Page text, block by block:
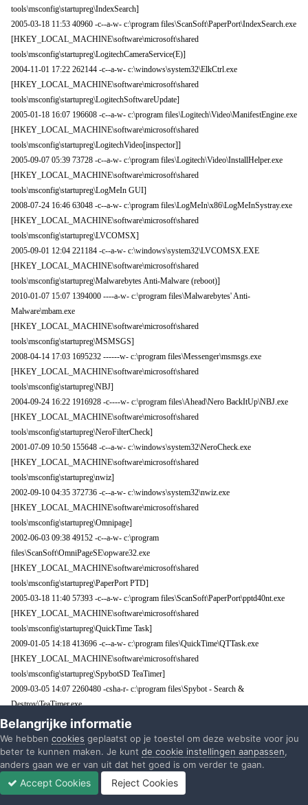
tools\msconfig\startupreg\IndexSearch]
2005-03-18 11:53 40960 -c--a-w- c:\program files\ScanSoft\PaperPort\IndexSearch.exe
[HKEY_LOCAL_MACHINE\software\microsoft\shared
tools\msconfig\startupreg\LogitechCameraService(E)]
2004-11-01 17:22 262144 -c--a-w- c:\windows\system32\ElkCtrl.exe
[HKEY_LOCAL_MACHINE\software\microsoft\shared
tools\msconfig\startupreg\LogitechSoftwareUpdate]
2005-01-18 16:07 196608 -c--a-w- c:\program files\Logitech\Video\ManifestEngine.exe
[HKEY_LOCAL_MACHINE\software\microsoft\shared
tools\msconfig\startupreg\LogitechVideo[inspector]]
2005-09-07 05:39 73728 -c--a-w- c:\program files\Logitech\Video\InstallHelper.exe
[HKEY_LOCAL_MACHINE\software\microsoft\shared
tools\msconfig\startupreg\LogMeIn GUI]
2008-07-24 16:46 63048 -c--a-w- c:\program files\LogMeIn\x86\LogMeInSystray.exe
[HKEY_LOCAL_MACHINE\software\microsoft\shared
tools\msconfig\startupreg\LVCOMSX]
2005-09-01 12:04 221184 -c--a-w- c:\windows\system32\LVCOMSX.EXE
[HKEY_LOCAL_MACHINE\software\microsoft\shared
tools\msconfig\startupreg\Malwarebytes Anti-Malware (reboot)]
2010-01-07 15:07 1394000 ----a-w- c:\program files\Malwarebytes' Anti-
Malware\mbam.exe
[HKEY_LOCAL_MACHINE\software\microsoft\shared
tools\msconfig\startupreg\MSMSGS]
2008-04-14 17:03 1695232 ------w- c:\program files\Messenger\msmsgs.exe
[HKEY_LOCAL_MACHINE\software\microsoft\shared
tools\msconfig\startupreg\NBJ]
2004-09-24 16:22 1916928 -c----w- c:\program files\Ahead\Nero BackItUp\NBJ.exe
[HKEY_LOCAL_MACHINE\software\microsoft\shared
tools\msconfig\startupreg\NeroFilterCheck]
2001-07-09 10:50 155648 -c--a-w- c:\windows\system32\NeroCheck.exe
[HKEY_LOCAL_MACHINE\software\microsoft\shared
tools\msconfig\startupreg\nwiz]
2002-09-10 04:35 372736 -c--a-w- c:\windows\system32\nwiz.exe
[HKEY_LOCAL_MACHINE\software\microsoft\shared
tools\msconfig\startupreg\Omnipage]
2002-06-03 09:38 49152 -c--a-w- c:\program
files\ScanSoft\OmniPageSE\opware32.exe
[HKEY_LOCAL_MACHINE\software\microsoft\shared
tools\msconfig\startupreg\PaperPort PTD]
2005-03-18 11:40 57393 -c--a-w- c:\program files\ScanSoft\PaperPort\pptd40nt.exe
[HKEY_LOCAL_MACHINE\software\microsoft\shared
tools\msconfig\startupreg\QuickTime Task]
2009-01-05 14:18 413696 -c--a-w- c:\program files\QuickTime\QTTask.exe
[HKEY_LOCAL_MACHINE\software\microsoft\shared
tools\msconfig\startupreg\SpybotSD TeaTimer]
2009-03-05 14:07 2260480 -csha-r- c:\program files\Spybot - Search &
Destroy\TeaTimer.exe
[HKEY_LOCAL_MACHINE\software\microsoft\shared
tools\msconfig\startupreg\StorageGuard]
2002-06-18 13:01 155648 -c--a-w- c:\program files\VERITAS Software\Update
Manager\sgtray.exe
[HKEY_LOCAL_MACHINE\software\microsoft\shared
tools\msconfig\startupreg\SunJavaUpdateSched]
Belangrijke informatie
We hebben cookies geplaatst op je toestel om deze website voor jou
beter te kunnen maken. Je kunt de cookie instellingen aanpassen,
anders gaan we er van uit dat het goed is om verder te gaan.
Accept Cookies Reject Cookies
Ongelezen